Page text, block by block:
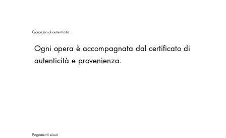
Garanzia di autenticità
Ogni opera è accompagnata dal certificato di
autenticità e provenienza.
Pagamenti sicuri